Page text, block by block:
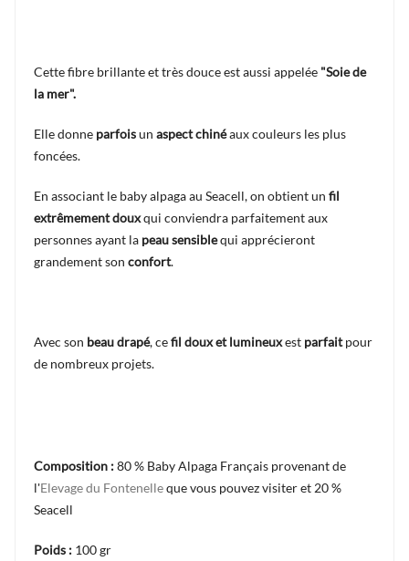
Cette fibre brillante et très douce est aussi appelée "Soie de
la mer".
Elle donne parfoisun aspect chinéaux couleurs les plus
foncées.
En associant le baby alpaga au Seacell, on obtient un fil
extrêmement douxqui conviendra parfaitement aux
personnes ayant la peau sensiblequi apprécieront
grandement son confort.
Avec son beau drapé, cefil doux et lumineuxest parfaitpour
de nombreux projets.
Composition :80 % Baby Alpaga Français provenant de
l'Elevage du Fontenelleque vous pouvez visiter et 20 %
Seacell
Poids : 100 gr